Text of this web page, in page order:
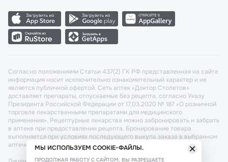
Согласно положениями Статьи 437(2) ГК РФ представленная на сайте
информация носит исключительно ознакомительный характер и не
является публичной офертой. Сеть аптек «Доктор Столетов»
доставляет препараты, отпускаемые без рецепта, согласно Указу
Президента Российской Федерации от 17.03.2020 № 187 «О розничной
торговле лекарственными препаратами для медицинского
применения». Рецептурные лекарства можно забронировать и забрать
в аптеке при предоставлении рецепта. Бронирование товара
выполняется при условиях последующего выкупа заказа в выбранном
аптечном пункте.МЫ ИСПОЛЬЗУЕМ COOKIE-ФАЙЛЫ.
ПРОДОЛЖАЯ РАБОТУ С САЙТОМ, ВЫ РАЗРЕШАЕТЕ